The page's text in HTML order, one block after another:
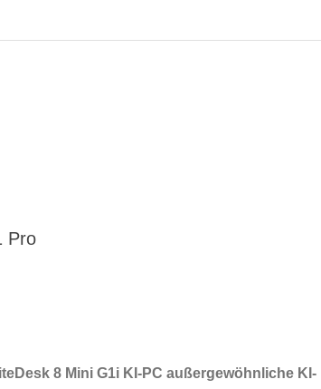
Pro
8 Mini G1i KI-PC außergewöhnliche KI-